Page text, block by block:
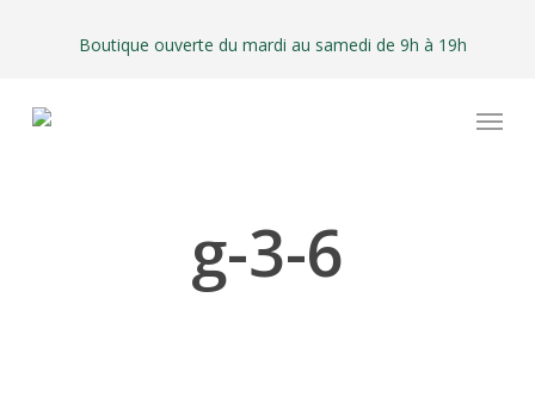
content
Boutique ouverte du mardi au samedi de 9h à 19h
Menu
g-3-6